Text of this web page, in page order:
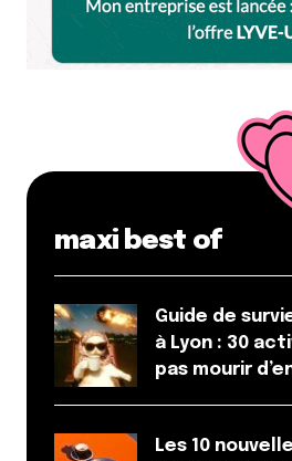
maxi best of
Guide de
à Lyon : 30
pas mourir
Les 10